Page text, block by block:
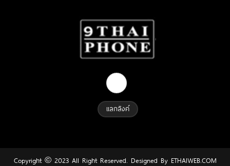
แลกลิงค์
Copyright © 2023 All Right Reserved. Designed ByETHAIWEB.COM